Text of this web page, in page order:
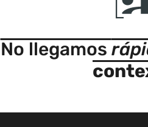
No llegamos